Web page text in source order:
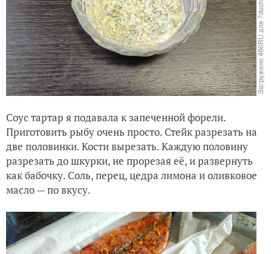
Соус тартар я подавала к запеченной форели.
Приготовить рыбу очень просто. Стейк разрезать на
две половинки. Кости вырезать. Каждую половину
разрезать до шкурки, не прорезая её, и развернуть
как бабочку. Соль, перец, цедра лимона и оливковое
масло — по вкусу.